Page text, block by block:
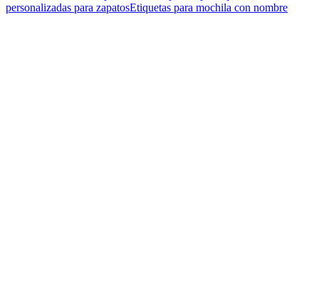
personalizadas para zapatosEtiquetas para mochila con nombre